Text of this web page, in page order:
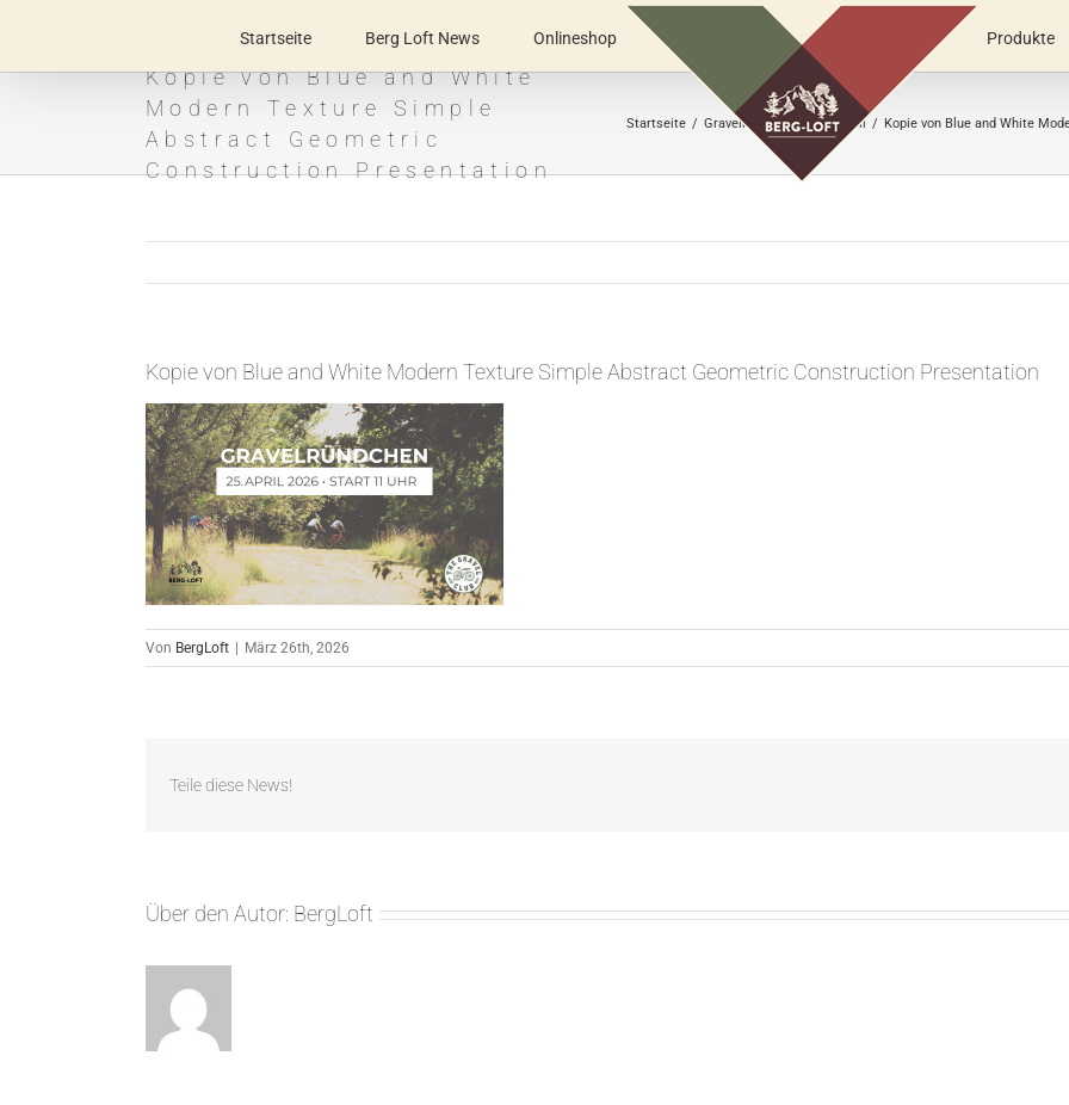
Startseite Berg Loft News Onlineshop Produkte
Kopie von Blue and White
Modern Texture Simple
Abstract Geometric
Construction Presentation
Startseite Gravelründchen am 25. Juli Kopie von Blue and White
Kopie von Blue and White Modern Texture Simple Abstract Geometric Construction Presentation
Von BergLoft | März 26th, 2026
Teile diese News!
Über den Autor: BergLoft